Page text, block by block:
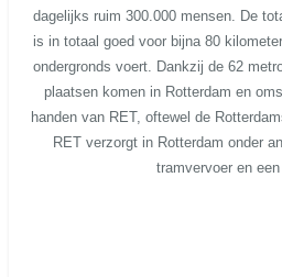
dagelijks ruim 300.000 mensen. De
is in totaal goed voor bijna 80
ondergronds voert. Dankzij de 62
plaatsen komen in Rotterdam en
handen van RET, oftewel de
RET verzorgt in Rotterdam onder
tramvervoer en een